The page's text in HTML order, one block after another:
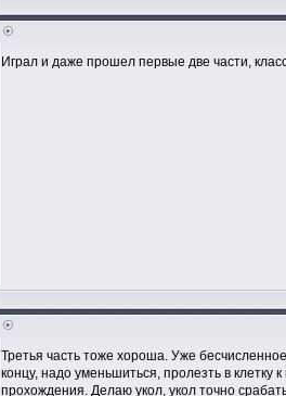
Играл и даже прошел первые две части,
Третья часть тоже хороша. Уже
концу, надо уменьшиться, пролезть в
прохождения. Делаю укол, укол точно